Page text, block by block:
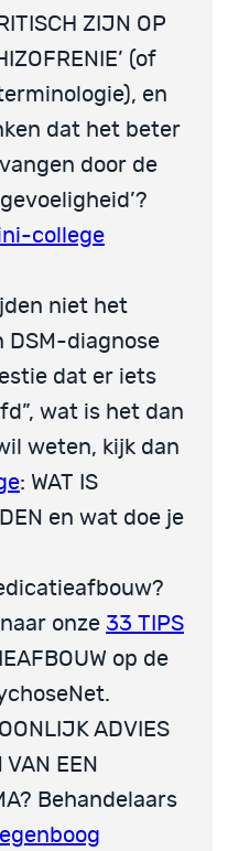
ZIJN OP
(of
en
dat het beter
door de
college
niet het
DSM-diagnose
dat er iets
wat is het dan
weten, kijk dan
: WAT IS
en wat doe je
onze 33 TIPS
op de
ADVIES
VAN EEN
Behandelaars